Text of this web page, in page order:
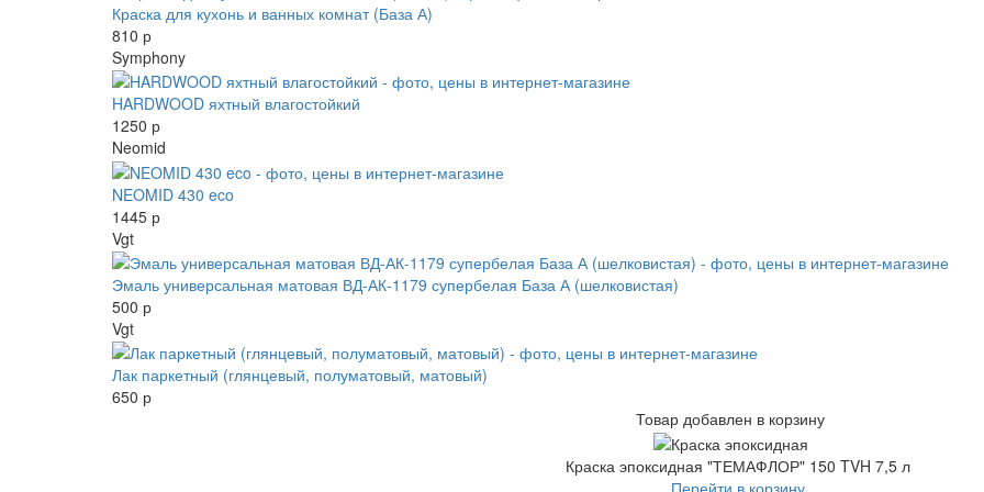
Краска для кухонь и ванных комнат (База А)
810 р
Symphony
HARDWOOD яхтный влагостойкий
1250 р
Neomid
NEOMID 430 eco
1445 р
Vgt
Эмаль универсальная матовая ВД-АК-1179 супербелая База А (шелковистая)
500 р
Vgt
Лак паркетный (глянцевый, полуматовый, матовый)
650 р
Товар добавлен в корзину
Краска эпоксидная "ТЕМАФЛОР" 150 TVH 7,5 л
Перейти в корзину